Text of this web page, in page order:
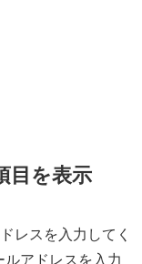
目を表示
レスを入力してく
アドレスを入力